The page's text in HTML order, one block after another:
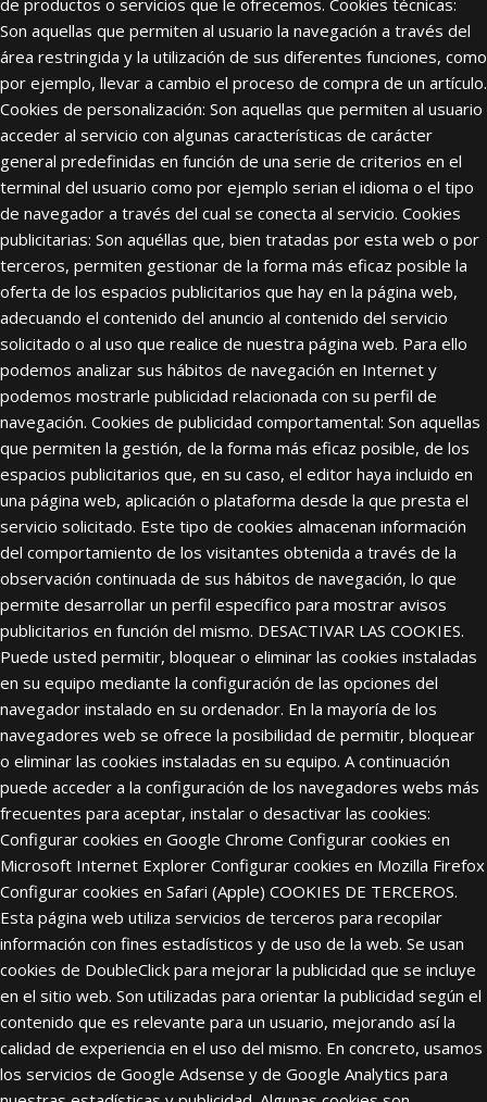
Son aquellas que permiten al usuario la navegación a través del
área restringida y la utilización de sus diferentes funciones, como
por ejemplo, llevar a cambio el proceso de compra de un artículo.
Cookies de personalización: Son aquellas que permiten al usuario
acceder al servicio con algunas características de carácter
general predefinidas en función de una serie de criterios en el
terminal del usuario como por ejemplo serian el idioma o el tipo
de navegador a través del cual se conecta al servicio. Cookies
publicitarias: Son aquéllas que, bien tratadas por esta web o por
terceros, permiten gestionar de la forma más eficaz posible la
oferta de los espacios publicitarios que hay en la página web,
adecuando el contenido del anuncio al contenido del servicio
solicitado o al uso que realice de nuestra página web. Para ello
podemos analizar sus hábitos de navegación en Internet y
podemos mostrarle publicidad relacionada con su perfil de
navegación. Cookies de publicidad comportamental: Son aquellas
que permiten la gestión, de la forma más eficaz posible, de los
espacios publicitarios que, en su caso, el editor haya incluido en
una página web, aplicación o plataforma desde la que presta el
servicio solicitado. Este tipo de cookies almacenan información
del comportamiento de los visitantes obtenida a través de la
observación continuada de sus hábitos de navegación, lo que
permite desarrollar un perfil específico para mostrar avisos
publicitarios en función del mismo. DESACTIVAR LAS COOKIES.
Puede usted permitir, bloquear o eliminar las cookies instaladas
en su equipo mediante la configuración de las opciones del
navegador instalado en su ordenador. En la mayoría de los
navegadores web se ofrece la posibilidad de permitir, bloquear
o eliminar las cookies instaladas en su equipo. A continuación
puede acceder a la configuración de los navegadores webs más
frecuentes para aceptar, instalar o desactivar las cookies:
Configurar cookies en Google Chrome Configurar cookies en
Microsoft Internet Explorer Configurar cookies en Mozilla Firefox
Configurar cookies en Safari (Apple) COOKIES DE TERCEROS.
Esta página web utiliza servicios de terceros para recopilar
información con fines estadísticos y de uso de la web. Se usan
cookies de DoubleClick para mejorar la publicidad que se incluye
en el sitio web. Son utilizadas para orientar la publicidad según el
contenido que es relevante para un usuario, mejorando así la
calidad de experiencia en el uso del mismo. En concreto, usamos
los servicios de Google Adsense y de Google Analytics para